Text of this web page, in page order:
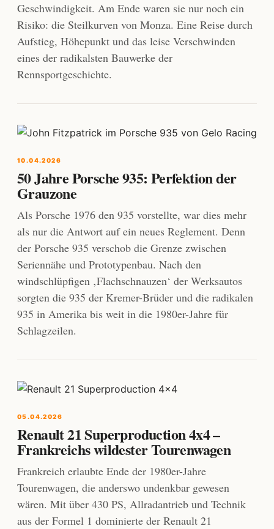
Geschwindigkeit. Am Ende waren sie nur noch ein
Risiko: die Steilkurven von Monza. Eine Reise durch
Aufstieg, Höhepunkt und das leise Verschwinden
eines der radikalsten Bauwerke der
Rennsportgeschichte.
10.04.2026
50 Jahre Porsche 935: Perfektion der
Grauzone
Als Porsche 1976 den 935 vorstellte, war dies mehr
als nur die Antwort auf ein neues Reglement. Denn
der Porsche 935 verschob die Grenze zwischen
Seriennähe und Prototypenbau. Nach den
windschlüpfigen ‚Flachschnauzen‘ der Werksautos
sorgten die 935 der Kremer-Brüder und die radikalen
935 in Amerika bis weit in die 1980er-Jahre für
Schlagzeilen.
05.04.2026
Renault 21 Superproduction 4x4 –
Frankreichs wildester Tourenwagen
Frankreich erlaubte Ende der 1980er-Jahre
Tourenwagen, die anderswo undenkbar gewesen
wären. Mit über 430 PS, Allradantrieb und Technik
aus der Formel 1 dominierte der Renault 21